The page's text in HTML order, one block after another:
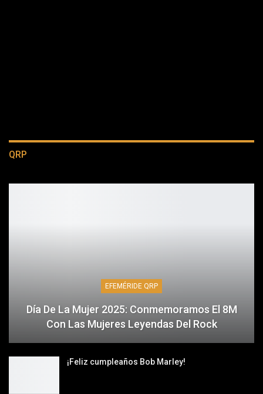
QRP
EFEMÉRIDE QRP
Día De La Mujer 2025: Conmemoramos El 8M
Con Las Mujeres Leyendas Del Rock
¡Feliz cumpleaños Bob Marley!